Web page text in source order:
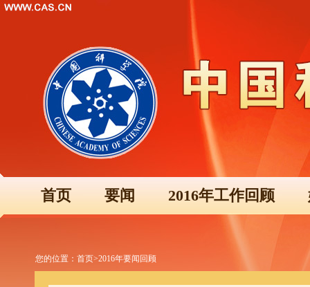
首页 要闻 2016年工作回顾
您的位置： 首页>2016年要闻回顾